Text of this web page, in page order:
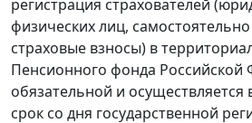
регистрация страхователей
физических лиц,
страховые взносы) в
Пенсионного фонда Российской
обязательной и
срок со дня государственной